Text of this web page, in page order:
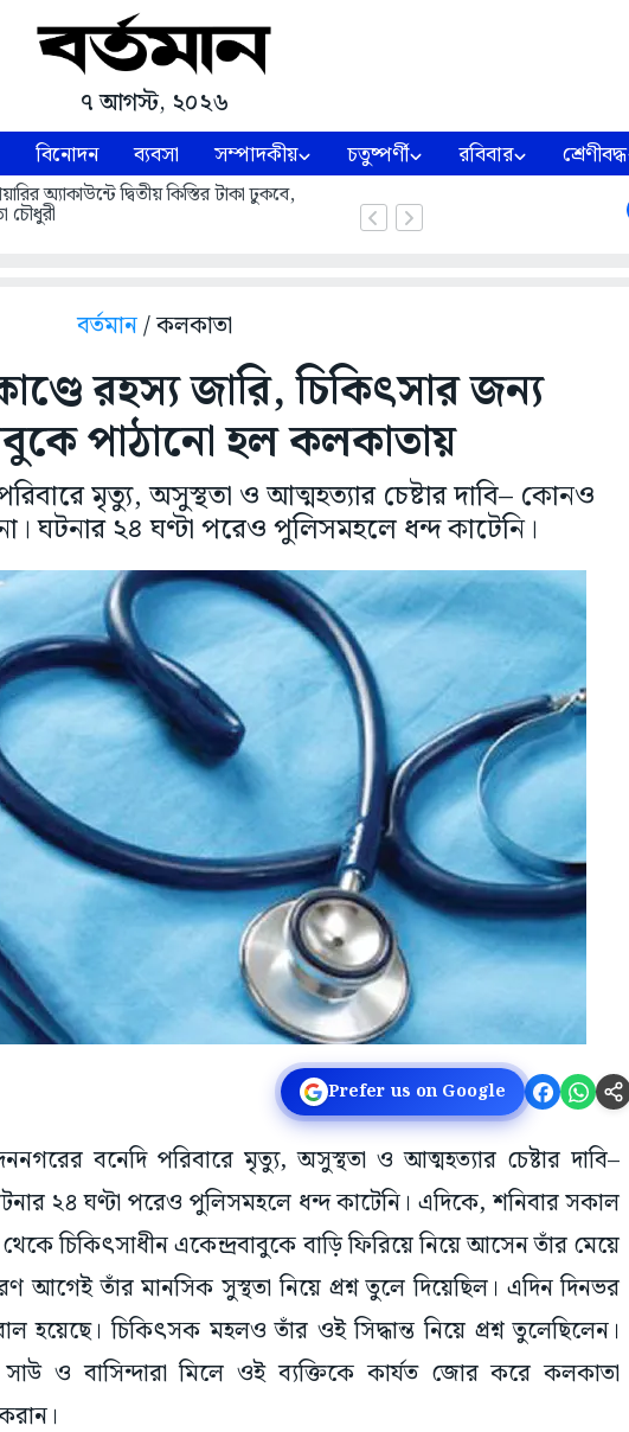
৭ আগস্ট, ২০২৬
বিনোদন ব্যবসা সম্পাদকীয় চতুষ্পর্ণী রবিবার শ্রেণীবদ্ধ
দ্বিতীয় কিস্তির টাকা ঢুকবে,
চৌধুরী
বর্তমান/ কলকাতা
রহস্য জারি, চিকিৎসার জন্য
পাঠানো হল কলকাতায়
মৃত্যু, অসুস্থতা ও আত্মহত্যার চেষ্টার দাবি– কোনও
ঘটনার ২৪ ঘণ্টা পরেও পুলিসমহলে ধন্দ কাটেনি।
Prefer us on Google
বনেদি পরিবারে মৃত্যু, অসুস্থতা ও আত্মহত্যার চেষ্টার দাবি–
২৪ ঘণ্টা পরেও পুলিসমহলে ধন্দ কাটেনি। এদিকে, শনিবার সকাল
চিকিৎসাধীন একেন্দ্রবাবুকে বাড়ি ফিরিয়ে নিয়ে আসেন তাঁর মেয়ে
আগেই তাঁর মানসিক সুস্থতা নিয়ে প্রশ্ন তুলে দিয়েছিল। এদিন দিনভর
চিকিৎসক মহলও তাঁর ওই সিদ্ধান্ত নিয়ে প্রশ্ন তুলেছিলেন।
ও বাসিন্দারা মিলে ওই ব্যক্তিকে কার্যত জোর করে কলকাতা